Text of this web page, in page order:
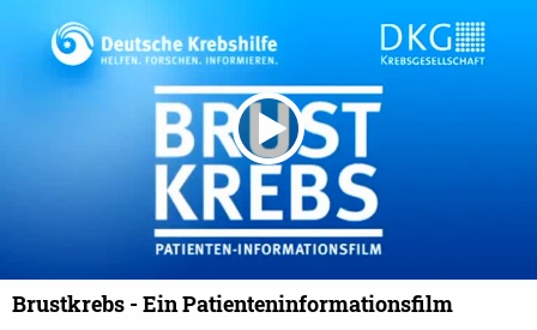
Brustkrebs - Ein Patienteninformationsfilm